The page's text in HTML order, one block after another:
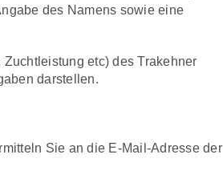
des Namens sowie eine
etc) des Trakehner
darstellen.
Sie an die E-Mail-Adresse der